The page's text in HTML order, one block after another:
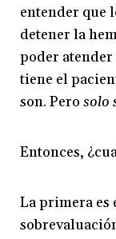
entender que
detener la
poder
tiene el
son. Perosolo
Entonces,
La primera es